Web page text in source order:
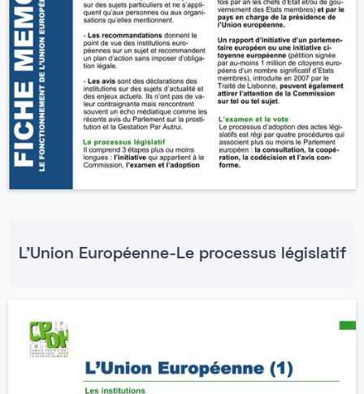
L'Union Européenne-Le processus législatif